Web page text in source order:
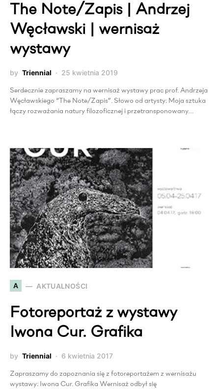
The Note/Zapis | Andrzej
Węcławski | wernisaż
wystawy
by Triennial 25 kwietnia 2019
Serdecznie zapraszamy na wernisaż wystawy prac prof. Andrzeja
Węcławskiego “The Note/Zapis”. Słowo od artysty: Moja sztuka
łączy rozważania natury filozoficznej i przetransponowany…
A AKTUALNOŚCI
Fotoreportaż z wystawy
Iwona Cur. Grafika
by Triennial 6 kwietnia 2017
Zapraszamy do zapoznania się z fotoreportażem z wernisażu
wystawy: Iwona Cur. Grafika Wernisaż odbył się